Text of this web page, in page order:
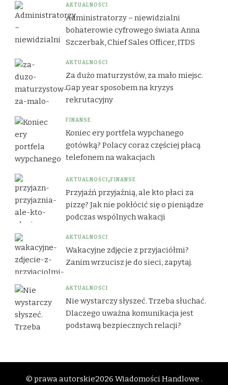
AKTUALNOŚCI
Administratorzy – niewidzialni
bohaterowie cyfrowego świata Anna
Szczerbak, Chief Sales Officer, ITDS
AKTUALNOŚCI
Za dużo maturzystów, za mało miejsc.
Gap year sposobem na kryzys
rekrutacyjny
FINANSE
Koniec ery portfela wypchanego
gotówką? Polacy coraz częściej płacą
telefonem na wakacjach
AKTUALNOŚCI FINANSE
Przyjaźń przyjaźnią, ale kto płaci za
pizzę? Jak nie pokłócić się o pieniądze
podczas wspólnych wakacji
AKTUALNOŚCI
Wakacyjne zdjęcie z przyjaciółmi?
Zanim wrzucisz je do sieci, zapytaj.
AKTUALNOŚCI
Nie wystarczy słyszeć. Trzeba słuchać.
Dlaczego uważna komunikacja jest
podstawą bezpiecznych relacji?
© prawa autorskie2026 Wiadomości Handlowe .